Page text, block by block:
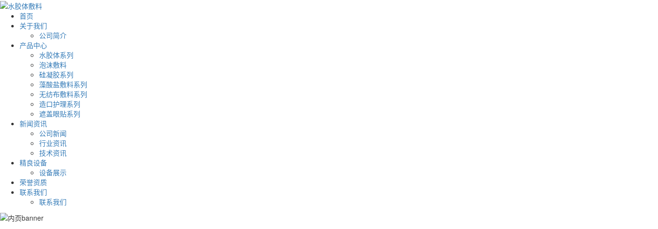
首页
关于我们
公司简介
产品中心
水胶体系列
泡沫敷料
硅凝胶系列
藻酸盐敷料系列
无纺布敷料系列
造口护理系列
遮盖眼贴系列
新闻资讯
公司新闻
行业资讯
技术资讯
精良设备
设备展示
荣誉资质
联系我们
联系我们